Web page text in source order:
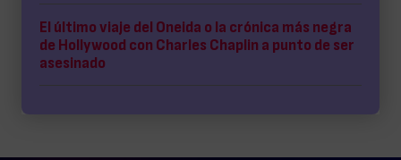
El último viaje del Oneida o la crónica más negra
de Hollywood con Charles Chaplin a punto de ser
asesinado